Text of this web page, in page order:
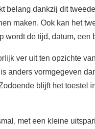
belang dankzij dit
maken. Ook kan het
wordt de tijd, datum,
ver uit ten opzichte
anders vormgegeven
blijft het toestel
met een kleine